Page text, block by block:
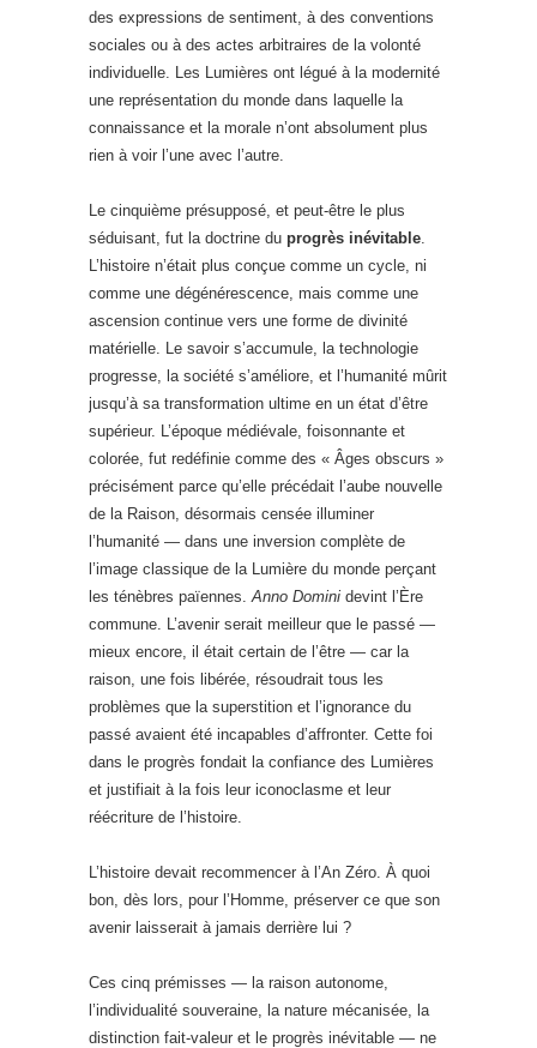
des expressions de sentiment, à des conventions
sociales ou à des actes arbitraires de la volonté
individuelle. Les Lumières ont légué à la modernité
une représentation du monde dans laquelle la
connaissance et la morale n’ont absolument plus
rien à voir l’une avec l’autre.
Le cinquième présupposé, et peut-être le plus
séduisant, fut la doctrine du progrès inévitable
L’histoire n’était plus conçue comme un cycle, ni
comme une dégénérescence, mais comme une
ascension continue vers une forme de divinité
matérielle. Le savoir s’accumule, la technologie
progresse, la société s’améliore, et l’humanité mûrit
jusqu’à sa transformation ultime en un état d’être
supérieur. L’époque médiévale, foisonnante et
colorée, fut redéfinie comme des « Âges obscurs »
précisément parce qu’elle précédait l’aube nouvelle
de la Raison, désormais censée illuminer
l’humanité — dans une inversion complète de
l’image classique de la Lumière du monde perçant
les ténèbres païennes. Anno Domini devint l’Ère
commune. L’avenir serait meilleur que le passé —
mieux encore, il était certain de l’être — car la
raison, une fois libérée, résoudrait tous les
problèmes que la superstition et l’ignorance du
passé avaient été incapables d’affronter. Cette foi
dans le progrès fondait la confiance des Lumières
et justifiait à la fois leur iconoclasme et leur
réécriture de l’histoire.
L’histoire devait recommencer à l’An Zéro. À quoi
bon, dès lors, pour l’Homme, préserver ce que son
avenir laisserait à jamais derrière lui ?
Ces cinq prémisses — la raison autonome,
l’individualité souveraine, la nature mécanisée, la
distinction fait-valeur et le progrès inévitable — ne